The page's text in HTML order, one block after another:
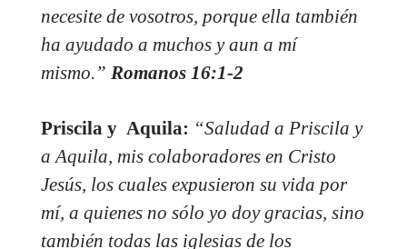
necesite de vosotros, porque ella también
ha ayudado a muchos y aun a mí
mismo.” Romanos 16:1-2
Priscila y Aquila: “Saludad a Priscila y
a Aquila, mis colaboradores en Cristo
Jesús, los cuales expusieron su vida por
mí, a quienes no sólo yo doy gracias, sino
también todas las iglesias de los